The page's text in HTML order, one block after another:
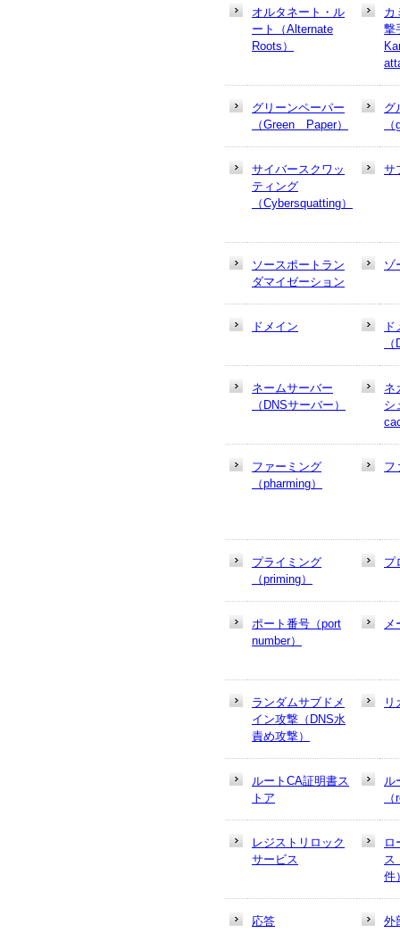
オルタネート・ル
ート（Alternate
Roots）
カ
撃
グリーンペーパー
（Green Paper）
グ
サイバースクワッ
ティング
（Cybersquatting）
サ
ソースポートラン
ダマイゼーション
ゾ
ドメイン
ネームサーバー
（DNSサーバー）
ネ
シ
ファーミング
（pharming）
フ
プライミング
（priming）
プ
ポート番号（port
number）
メ
ランダムサブドメ
イン攻撃（DNS水
責め攻撃）
リ
ルートCA証明書ス
トア
ル
レジストリロック
サービス
ロ
ス
件
応答 外